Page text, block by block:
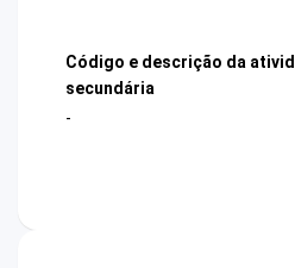
Código e descrição da
secundária
-